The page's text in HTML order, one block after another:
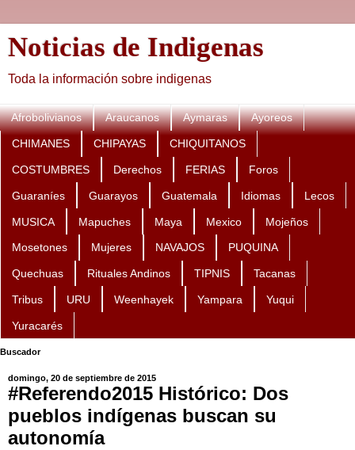
Noticias de Indigenas
Toda la información sobre indigenas
Afrobolivianos Araucanos Aymaras Ayoreos
CHIMANES CHIPAYAS CHIQUITANOS
COSTUMBRES Derechos FERIAS Foros
Guaraníes Guarayos Guatemala Idiomas Lecos
MUSICA Mapuches Maya Mexico Mojeños
Mosetones Mujeres NAVAJOS PUQUINA
Quechuas Rituales Andinos TIPNIS Tacanas
Tribus URU Weenhayek Yampara Yuqui
Yuracarés
Buscador
domingo, 20 de septiembre de 2015
#Referendo2015 Histórico: Dos
pueblos indígenas buscan su
autonomía